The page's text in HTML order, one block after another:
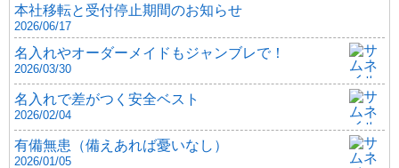
本社移転と受付停止期間のお知らせ
2026/06/17
名入れやオーダーメイドもジャンブレで！
2026/03/30
名入れで差がつく安全ベスト
2026/02/04
有備無患（備えあれば憂いなし）
2026/01/05